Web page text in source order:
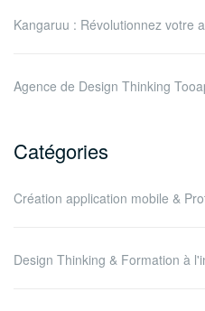
Kangaruu : Révolutionnez votre
Agence de Design Thinking
Catégories
Création application mobile &
Design Thinking & Formation à